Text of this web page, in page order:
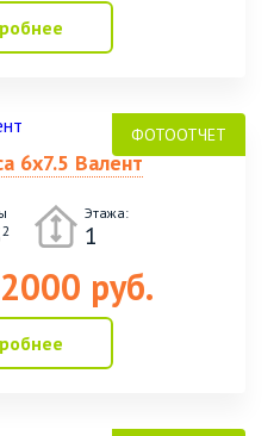
6х7.5 Валент
2
Этажа:
1
руб.